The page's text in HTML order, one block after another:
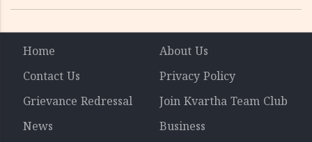
Home
About Us
Contact Us
Privacy Policy
Grievance Redressal
Join Kvartha Team Club
News
Business